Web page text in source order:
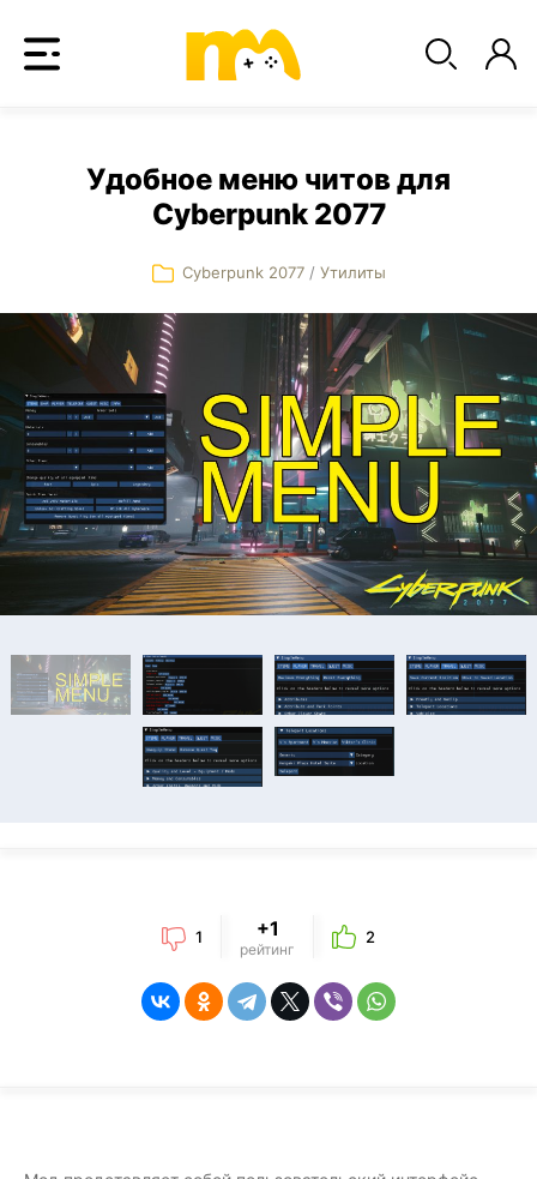
Удобное меню читов для
Cyberpunk 2077
Cyberpunk 2077/ Утилиты
1 +1
рейтинг
2